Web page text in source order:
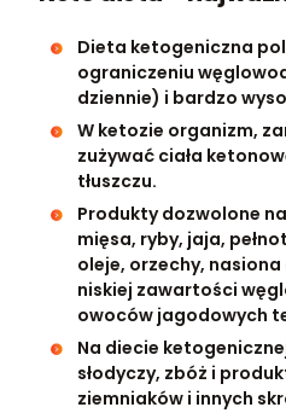
Dieta ketogeniczna
ograniczeniu
dziennie) i bardzo
W ketozie organizm,
zużywać ciała
tłuszczu.
Produkty dozwolone
mięsa, ryby, jaja,
oleje, orzechy,
niskiej zawartości
owoców jagodowych
Na diecie
słodyczy, zbóż i
ziemniaków i innych